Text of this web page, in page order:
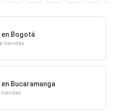
en Bogotá
tiendas
Bucaramanga
tiendas